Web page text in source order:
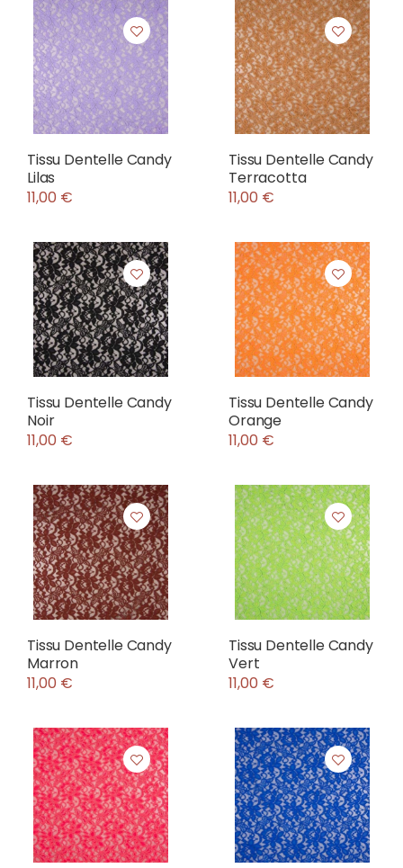
Tissu Dentelle Candy
Lilas
11,00 €
Tissu Dentelle Candy
Terracotta
11,00 €
Tissu Dentelle Candy
Noir
11,00 €
Tissu Dentelle Candy
Orange
11,00 €
Tissu Dentelle Candy
Marron
11,00 €
Tissu Dentelle Candy
Vert
11,00 €